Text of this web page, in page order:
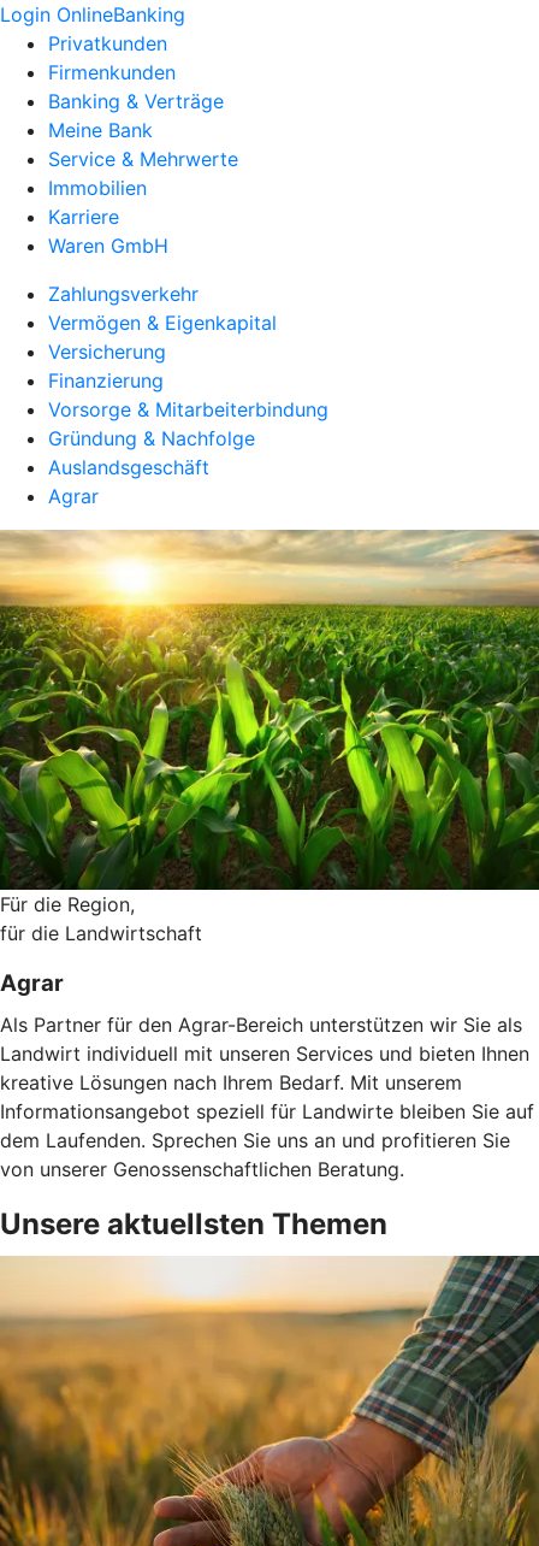
Login OnlineBanking
Privatkunden
Firmenkunden
Banking & Verträge
Meine Bank
Service & Mehrwerte
Immobilien
Karriere
Waren GmbH
Zahlungsverkehr
Vermögen & Eigenkapital
Versicherung
Finanzierung
Vorsorge & Mitarbeiterbindung
Gründung & Nachfolge
Auslandsgeschäft
Agrar
Für die Region,
für die Landwirtschaft
Agrar
Als Partner für den Agrar-Bereich unterstützen wir Sie als
Landwirt individuell mit unseren Services und bieten Ihnen
kreative Lösungen nach Ihrem Bedarf. Mit unserem
Informationsangebot speziell für Landwirte bleiben Sie auf
dem Laufenden. Sprechen Sie uns an und profitieren Sie
von unserer Genossenschaftlichen Beratung.
Unsere aktuellsten Themen